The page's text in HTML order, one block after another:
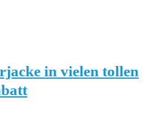
in vielen tollen